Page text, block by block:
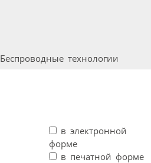
технологии
в электронной
форме
в печатной форме